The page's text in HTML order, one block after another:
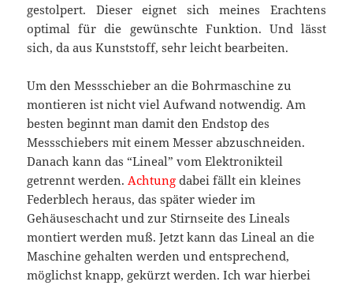
gestolpert. Dieser eignet sich meines Erachtens
optimal für die gewünschte Funktion. Und lässt
sich, da aus Kunststoff, sehr leicht bearbeiten.
Um den Messschieber an die Bohrmaschine zu
montieren ist nicht viel Aufwand notwendig. Am
besten beginnt man damit den Endstop des
Messschiebers mit einem Messer abzuschneiden.
Danach kann das “Lineal” vom Elektronikteil
getrennt werden.Achtung dabei fällt ein kleines
Federblech heraus, das später wieder im
Gehäuseschacht und zur Stirnseite des Lineals
montiert werden muß. Jetzt kann das Lineal an die
Maschine gehalten werden und entsprechend,
möglichst knapp, gekürzt werden. Ich war hierbei